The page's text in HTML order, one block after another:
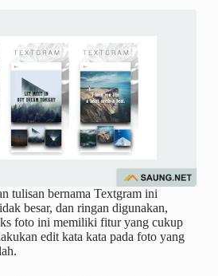
tulisan bernama Textgram ini
besar, dan ringan digunakan,
foto ini memiliki fitur yang cukup
edit kata kata pada foto yang